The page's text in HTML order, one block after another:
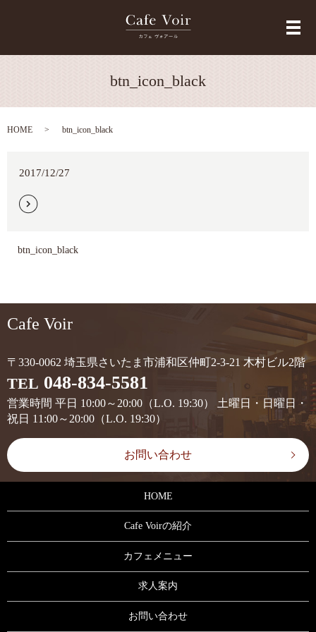
メ
btn_icon_black
HOME btn_icon_black
2017/12/27
btn_icon_black
Cafe Voir
〒330-0062 埼玉県さいたま市浦和区仲町2-3-21 木村ビル2階
TEL 048-834-5581
営業時間 平日 10:00～20:00（L.O. 19:30） 土曜日・日曜日・
祝日 11:00～20:00（L.O. 19:30）
お問い合わせ
HOME
Cafe Voirの紹介
カフェメニュー
求人案内
お問い合わせ